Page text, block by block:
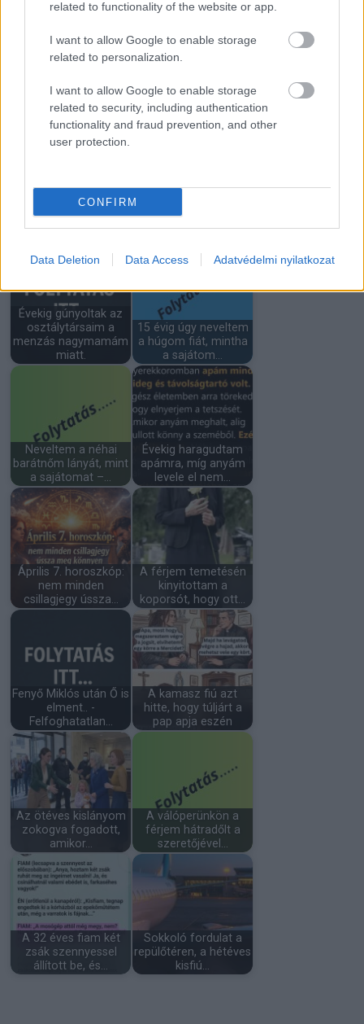
related to functionality of the website or app.
I want to allow Google to enable storage
related to personalization.
I want to allow Google to enable storage
related to security, including authentication
functionality and fraud prevention, and other
user protection.
CONFIRM
Data Deletion Data Access Adatvédelmi nyilatkozat
A létra, a ló és egy
kínos incidens
története
Megszakad egy rossz
időszak: július végéig…
A feleségem 10 éve
elhagyott engem és
az öt…
adott életet, mégis
teljesen…
Évekig gúnyoltak az
osztálytársaim a
menzás nagymamám
miatt.
15 évig úgy neveltem
a húgom fiát, mintha
a sajátom…
Neveltem a néhai
barátnőm lányát, mint
a sajátomat –…
Évekig haragudtam
apámra, míg anyám
levele el nem…
Április 7. horoszkóp:
nem minden
csillagjegy ússza…
A férjem temetésén
kinyitottam a
koporsót, hogy ott…
Fenyő Miklós után Ő is
elment.. -
Felfoghatatlan…
A kamasz fiú azt
hitte, hogy túljárt a
pap apja eszén
Az ötéves kislányom
zokogva fogadott,
amikor…
A válóperünkön a
férjem hátradőlt a
szeretőjével…
A 32 éves fiam két
zsák szennyessel
állított be, és…
Sokkoló fordulat a
repülőtéren, a hétéves
kisfiú…